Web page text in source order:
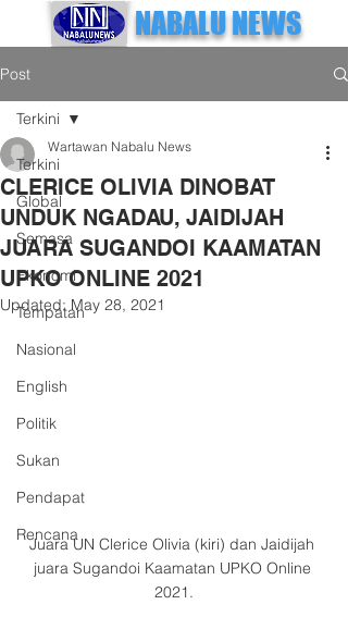
NABALU NEWS
Post
Terkini
Global
Semasa
Ekonomi
Tempatan
Nasional
English
Politik
Sukan
Pendapat
Rencana
Terkini
CLERICE OLIVIA DINOBAT
UNDUK NGADAU, JAIDIJAH
JUARA SUGANDOI KAAMATAN
UPKO ONLINE 2021
Wartawan Nabalu News
Updated:May 28, 2021
Juara UN Clerice Olivia (kiri) dan Jaidijah
juara Sugandoi Kaamatan UPKO Online
2021.